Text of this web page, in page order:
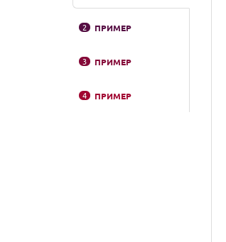
2 ПРИМЕР
3 ПРИМЕР
4 ПРИМЕР